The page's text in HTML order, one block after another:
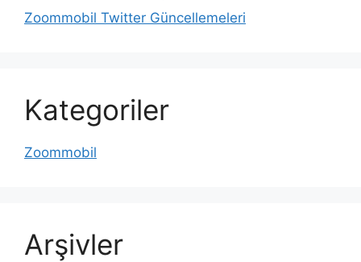
Zoommobil Twitter Güncellemeleri
Kategoriler
Zoommobil
Arşivler